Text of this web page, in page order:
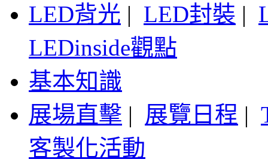
LED背光 | LED封裝 |
LEDinside觀點
基本知識
展場直擊 | 展覽日程 |
客製化活動